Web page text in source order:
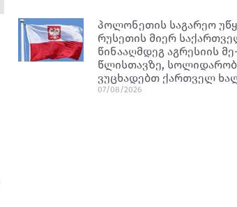
პოლონეთის საგარეო
რუსეთის მიერ
წინააღმდეგ აგრესიის
წლისთავზე,
ვუცხადებთ ქართველ
07/08/2026